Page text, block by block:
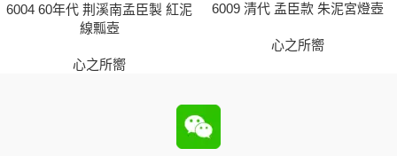
6004 60年代 荆溪南孟臣製 紅泥
線瓢壺
心之所嚮
6009 清代 孟臣款 朱泥宮燈壺
心之所嚮